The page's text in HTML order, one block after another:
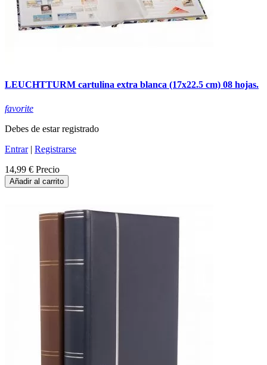
LEUCHTTURM cartulina extra blanca (17x22.5 cm) 08 hojas.
favorite
Debes de estar registrado
Entrar| Registrarse
14,99 € Precio
Añadir al carrito